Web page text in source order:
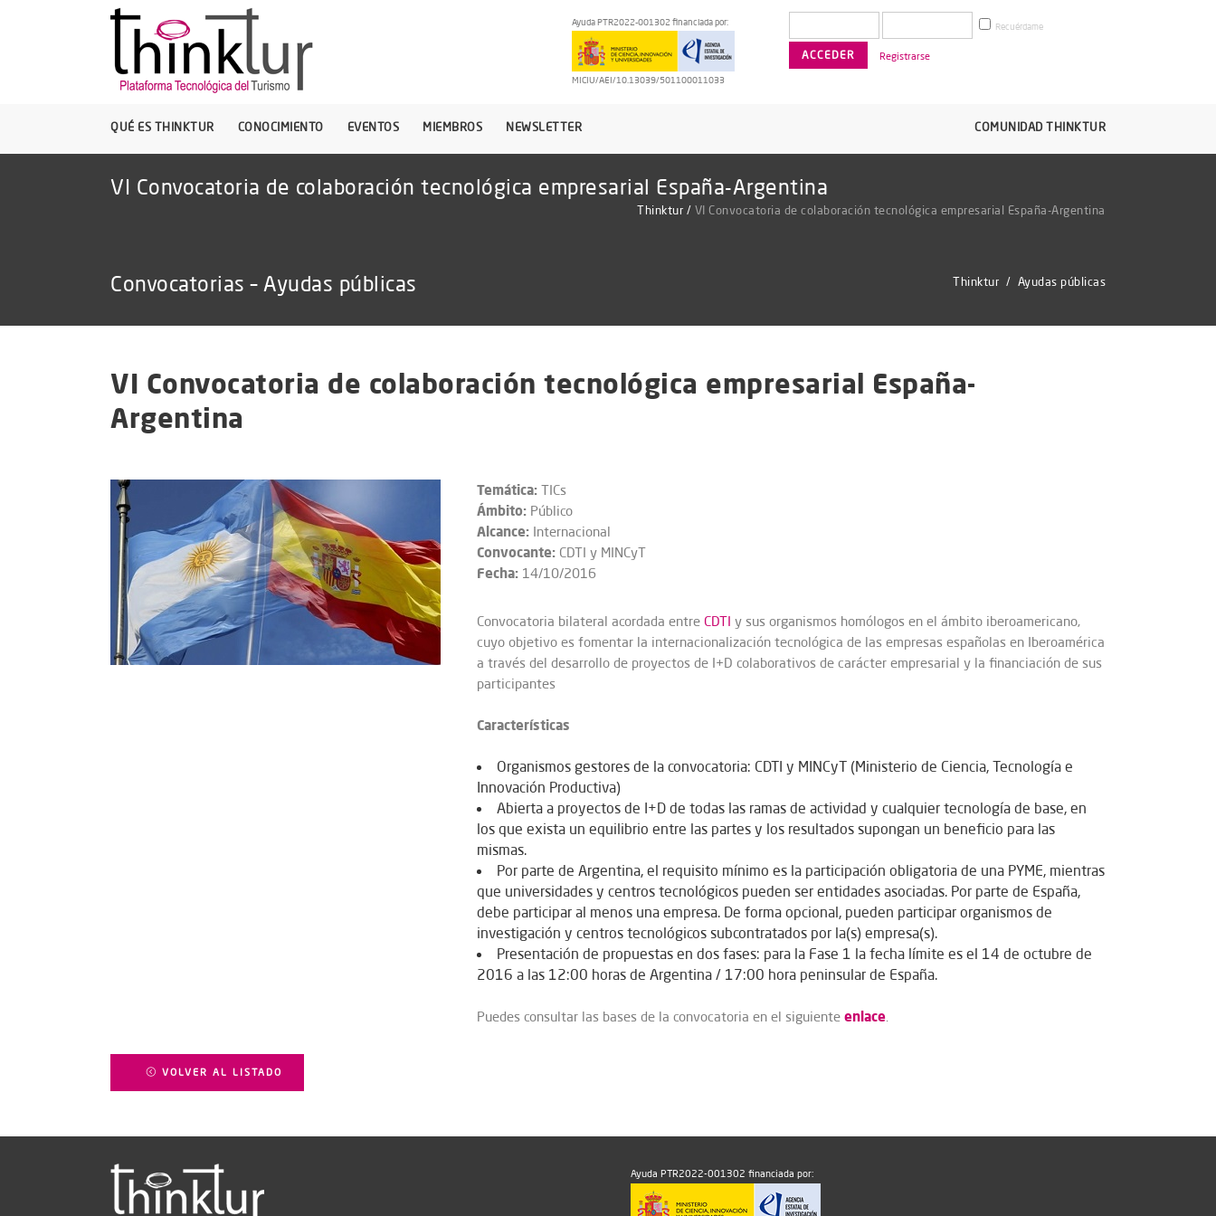
Ayuda PTR2022-001302 financiada por:
MICIU/AEI/10.13039/501100011033
Recuérdame
Registrarse
QUÉ ES THINKTUR CONOCIMIENTO EVENTOS MIEMBROS NEWSLETTER COMUNIDAD THINKTUR
VI Convocatoria de colaboración tecnológica empresarial España-Argentina
Thinktur / VI Convocatoria de colaboración tecnológica empresarial España-Argentina
Convocatorias – Ayudas públicas Thinktur / Ayudas públicas
VI Convocatoria de colaboración tecnológica empresarial España-
Argentina
Temática: TICs
Ámbito: Público
Alcance: Internacional
Convocante: CDTI y MINCyT
Fecha: 14/10/2016
Convocatoria bilateral acordada entre CDTI y sus organismos homólogos en el ámbito iberoamericano,
cuyo objetivo es fomentar la internacionalización tecnológica de las empresas españolas en Iberoamérica
a través del desarrollo de proyectos de I+D colaborativos de carácter empresarial y la financiación de sus
participantes
Características
Organismos gestores de la convocatoria: CDTI y MINCyT (Ministerio de Ciencia, Tecnología e
Innovación Productiva)
Abierta a proyectos de I+D de todas las ramas de actividad y cualquier tecnología de base, en
los que exista un equilibrio entre las partes y los resultados supongan un beneficio para las
mismas.
Por parte de Argentina, el requisito mínimo es la participación obligatoria de una PYME, mientras
que universidades y centros tecnológicos pueden ser entidades asociadas. Por parte de España,
debe participar al menos una empresa. De forma opcional, pueden participar organismos de
investigación y centros tecnológicos subcontratados por la(s) empresa(s).
Presentación de propuestas en dos fases: para la Fase 1 la fecha límite es el 14 de octubre de
2016 a las 12:00 horas de Argentina / 17:00 hora peninsular de España.
Puedes consultar las bases de la convocatoria en el siguiente enlace.
VOLVER AL LISTADO
Ayuda PTR2022-001302 financiada por: